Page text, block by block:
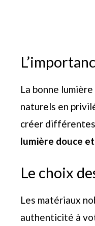
La bonne
naturels en
créer différentes
lumière douce
Le choix
Les matériaux
authenticité à